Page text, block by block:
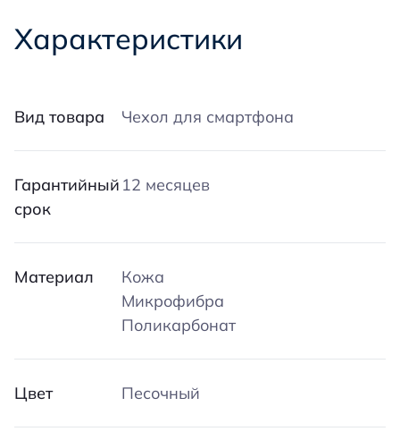
Характеристики
Вид товара Чехол для смартфона
Гарантийный
срок
12 месяцев
Материал
Кожа
Микрофибра
Поликарбонат
Цвет Песочный